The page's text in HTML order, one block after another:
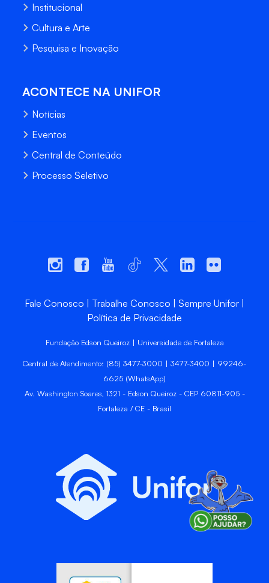
Institucional
Cultura e Arte
Pesquisa e Inovação
ACONTECE NA UNIFOR
Notícias
Eventos
Central de Conteúdo
Processo Seletivo
Fale Conosco Trabalhe Conosco
Sempre Unifor
Política de Privacidade
Fundação Edson Queiroz | Universidade de Fortaleza
Central de Atendimento: (85) 3477-3000 | 3477-3400 | 99246-
6625 (WhatsApp)
Av. Washington Soares, 1321 - Edson Queiroz - CEP 60811-905 -
Fortaleza / CE - Brasil